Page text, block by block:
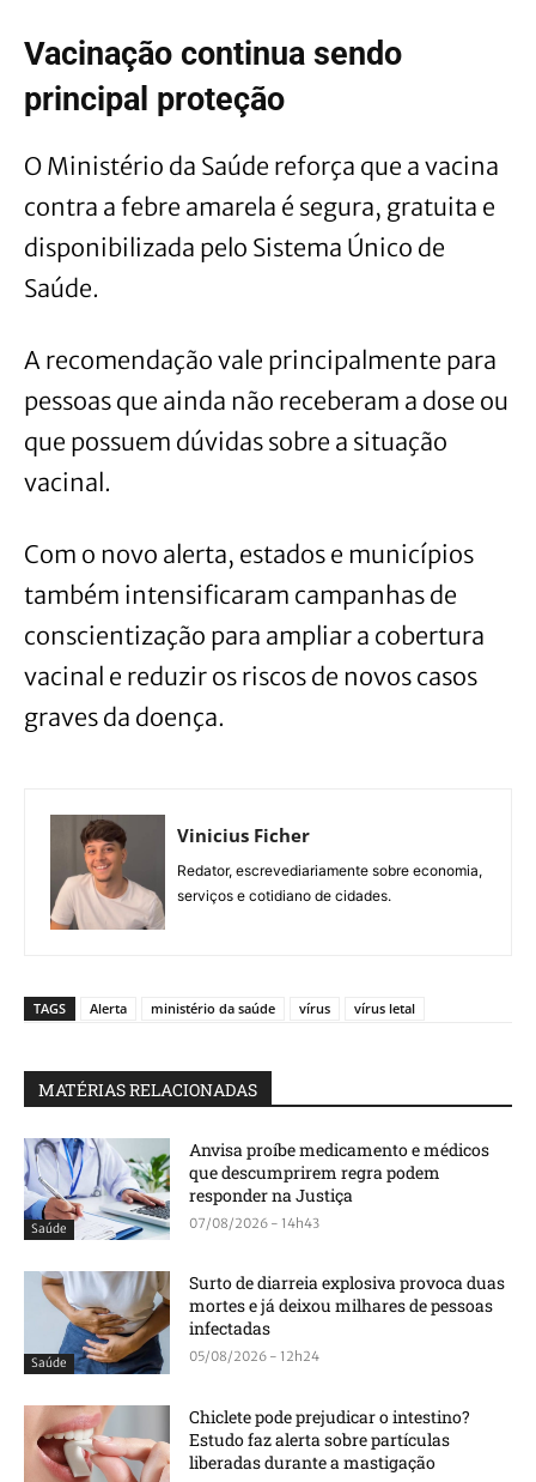
Vacinação continua sendo
principal proteção
O Ministério da Saúde reforça que a vacina
contra a febre amarela é segura, gratuita e
disponibilizada pelo Sistema Único de
Saúde.
A recomendação vale principalmente para
pessoas que ainda não receberam a dose ou
que possuem dúvidas sobre a situação
vacinal.
Com o novo alerta, estados e municípios
também intensificaram campanhas de
conscientização para ampliar a cobertura
vacinal e reduzir os riscos de novos casos
graves da doença.
Vinicius Ficher
Redator, escrevediariamente sobre economia,
serviços e cotidiano de cidades.
TAGS Alerta ministério da saúde vírus vírus letal
MATÉRIAS RELACIONADAS
Saúde
Anvisa proíbe medicamento e médicos
que descumprirem regra podem
responder na Justiça
07/08/2026 - 14h43
Saúde
Surto de diarreia explosiva provoca duas
mortes e já deixou milhares de pessoas
infectadas
05/08/2026 - 12h24
Chiclete pode prejudicar o intestino?
Estudo faz alerta sobre partículas
liberadas durante a mastigação